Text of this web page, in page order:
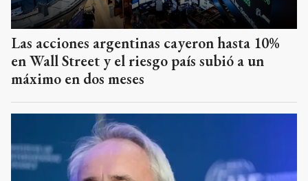
Las acciones argentinas cayeron hasta 10%
en Wall Street y el riesgo país subió a un
máximo en dos meses